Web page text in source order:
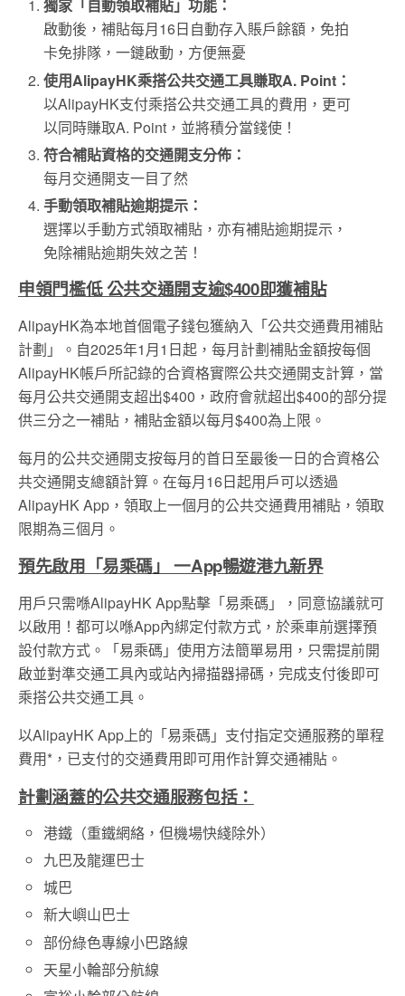
獨家「自動領取補貼」功能：
啟動後，補貼每月16日自動存入賬戶餘額，免拍
卡免排隊，一鏈啟動，方便無憂
使用AlipayHK乘搭公共交通工具賺取A. Point：
以AlipayHK支付乘搭公共交通工具的費用，更可
以同時賺取A. Point，並將積分當錢使！
符合補貼資格的交通開支分佈：
每月交通開支一目了然
手動領取補貼逾期提示：
選擇以手動方式領取補貼，亦有補貼逾期提示，
免除補貼逾期失效之苦！
申領門檻低 公共交通開支逾$400即獲補貼
AlipayHK為本地首個電子錢包獲納入「公共交通費用補貼
計劃」。自2025年1月1日起，每月計劃補貼金額按每個
AlipayHK帳戶所記錄的合資格實際公共交通開支計算，當
每月公共交通開支超出$400，政府會就超出$400的部分提
供三分之一補貼，補貼金額以每月$400為上限。
每月的公共交通開支按每月的首日至最後一日的合資格公
共交通開支總額計算。在每月16日起用戶可以透過
AlipayHK App，領取上一個月的公共交通費用補貼，領取
限期為三個月。
預先啟用「易乘碼」 一App暢遊港九新界
用戶只需喺AlipayHK App點擊「易乘碼」，同意協議就可
以啟用！都可以喺App內綁定付款方式，於乘車前選擇預
設付款方式。「易乘碼」使用方法簡單易用，只需提前開
啟並對準交通工具內或站內掃描器掃碼，完成支付後即可
乘搭公共交通工具。
以AlipayHK App上的「易乘碼」支付指定交通服務的單程
費用*， 已支付的交通費用即可用作計算交通補貼。
計劃涵蓋的公共交通服務包括：
港鐵（重鐵網絡，但機場快綫除外）
九巴及龍運巴士
城巴
新大嶼山巴士
部份綠色專線小巴路線
天星小輪部分航線